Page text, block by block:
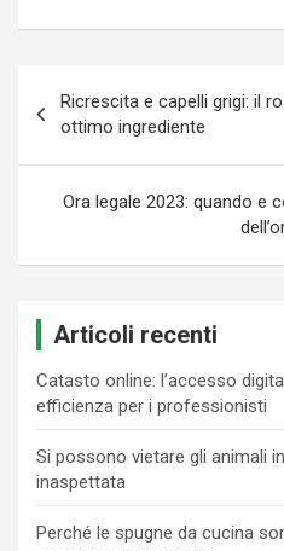
articoli
Ricrescita e capelli grigi: il
ottimo ingrediente
Ora legale 2023: quando e
Articoli recenti
Catasto online: l’accesso
efficienza per i professionisti
Si possono vietare gli animali
inaspettata
Perché le spugne da cucina